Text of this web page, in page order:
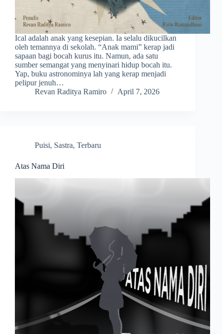
Ical adalah anak yang kesepian. Ia selalu dikucilkan
oleh temannya di sekolah. “Anak mami” kerap jadi
sapaan bagi bocah kurus itu. Namun, ada satu
sumber semangat yang menyinari hidup bocah itu.
Yap, buku astronominya lah yang kerap menjadi
pelipur jenuh…
Revan Raditya Ramiro
April 7, 2026
Puisi, Sastra, Terbaru
Atas Nama Diri